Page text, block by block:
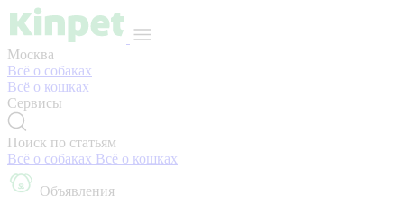
Москва
Всё о собаках
Всё о кошках
Сервисы
Поиск по статьям
Всё о собаках Всё о кошках
Объявления